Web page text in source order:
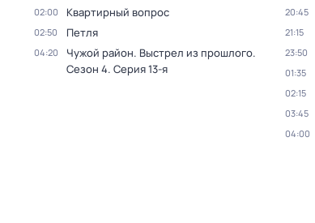
02:00 Квартирный вопрос
02:50 Петля
04:20 Чужой район. Выстрел из прошлого.
Сезон 4. Серия 13-я
20:45
21:15
23:50
01:35
02:15
03:45
04:00